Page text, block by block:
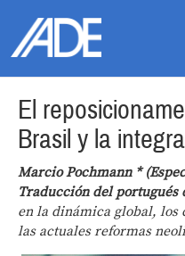
El
Brasil y la
Marcio Pochmann *
Traducción del
en la dinámica global, los
las actuales reformas